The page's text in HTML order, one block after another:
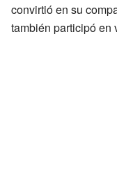
convirtió en su
también participó en